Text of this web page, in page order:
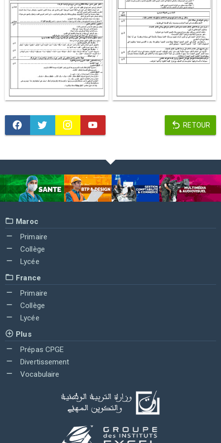
RETOUR
Maroc
Primaire
Collège
Lycée
France
Primaire
Collège
Lycée
Plus
Prépas CPGE
Divertissement
Vocabulaire